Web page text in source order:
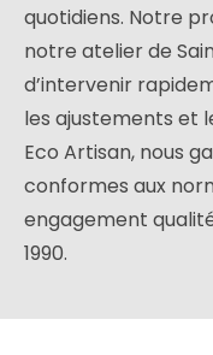
quotidiens. Notre
notre atelier de
d’intervenir
les ajustements et
Eco Artisan, nous
conformes aux
engagement
1990.